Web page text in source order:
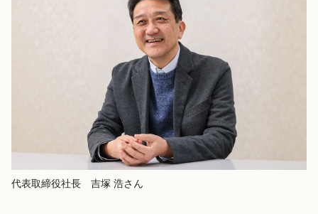
代表取締役社長 吉塚 浩さん